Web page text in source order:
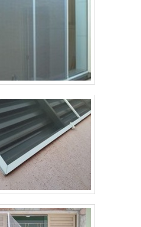
tudo é a razão pela qual a
qualificada quando se
de telas para os segmentos
e Agricultura. O foco é
há de mais atual para garantir
para cada cliente. Na
encontrar uma equipe
proativos que terão o maior
com suas dúvidas.A MELHOR
na Tecnyl
de Construção Civil
oferece opções como